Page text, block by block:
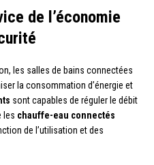
de l’économie
les salles de bains connectées
la consommation d’énergie et
sont capables de réguler le débit
les chauffe-eau connectés
de l’utilisation et des